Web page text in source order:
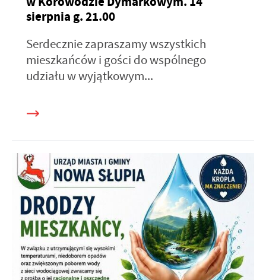
sierpnia g. 21.00
Serdecznie zapraszamy wszystkich
mieszkańców i gości do wspólnego
udziału w wyjątkowym...